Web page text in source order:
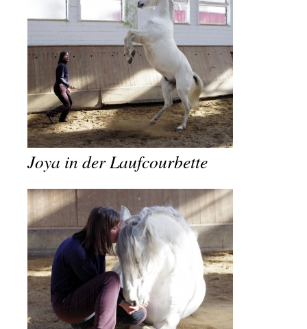
Joya in der Laufcourbette